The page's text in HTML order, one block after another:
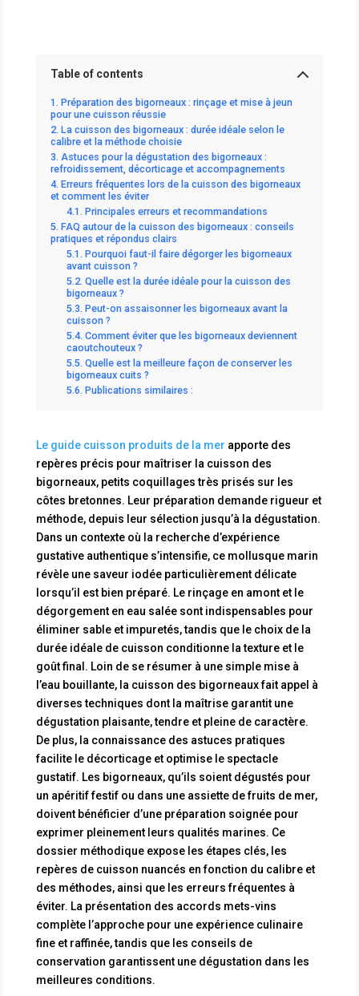
Table of contents
Préparation des bigorneaux : rinçage et mise à jeun
pour une cuisson réussie
La cuisson des bigorneaux : durée idéale selon le
calibre et la méthode choisie
Astuces pour la dégustation des bigorneaux :
refroidissement, décorticage et accompagnements
Erreurs fréquentes lors de la cuisson des bigorneaux
et comment les éviter
Principales erreurs et recommandations
FAQ autour de la cuisson des bigorneaux : conseils
pratiques et répondus clairs
Pourquoi faut-il faire dégorger les bigorneaux
avant cuisson ?
Quelle est la durée idéale pour la cuisson des
bigorneaux ?
Peut-on assaisonner les bigorneaux avant la
cuisson ?
Comment éviter que les bigorneaux deviennent
caoutchouteux ?
Quelle est la meilleure façon de conserver les
bigorneaux cuits ?
Publications similaires :
Le guide cuisson produits de la mer apporte des
repères précis pour maîtriser la cuisson des
bigorneaux, petits coquillages très prisés sur les
côtes bretonnes. Leur préparation demande rigueur et
méthode, depuis leur sélection jusqu’à la dégustation.
Dans un contexte où la recherche d’expérience
gustative authentique s’intensifie, ce mollusque marin
révèle une saveur iodée particulièrement délicate
lorsqu’il est bien préparé. Le rinçage en amont et le
dégorgement en eau salée sont indispensables pour
éliminer sable et impuretés, tandis que le choix de la
durée idéale de cuisson conditionne la texture et le
goût final. Loin de se résumer à une simple mise à
l’eau bouillante, la cuisson des bigorneaux fait appel à
diverses techniques dont la maîtrise garantit une
dégustation plaisante, tendre et pleine de caractère.
De plus, la connaissance des astuces pratiques
facilite le décorticage et optimise le spectacle
gustatif. Les bigorneaux, qu’ils soient dégustés pour
un apéritif festif ou dans une assiette de fruits de mer,
doivent bénéficier d’une préparation soignée pour
exprimer pleinement leurs qualités marines. Ce
dossier méthodique expose les étapes clés, les
repères de cuisson nuancés en fonction du calibre et
des méthodes, ainsi que les erreurs fréquentes à
éviter. La présentation des accords mets-vins
complète l’approche pour une expérience culinaire
fine et raffinée, tandis que les conseils de
conservation garantissent une dégustation dans les
meilleures conditions.